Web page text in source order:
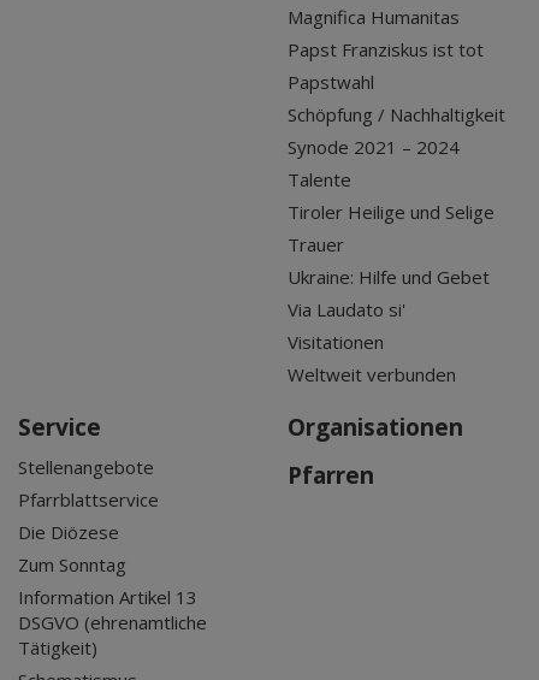
Magnifica Humanitas
Papst Franziskus ist tot
Papstwahl
Schöpfung / Nachhaltigkeit
Synode 2021 – 2024
Talente
Tiroler Heilige und Selige
Trauer
Ukraine: Hilfe und Gebet
Via Laudato si'
Visitationen
Weltweit verbunden
Service
Stellenangebote
Pfarrblattservice
Die Diözese
Zum Sonntag
Information Artikel 13
DSGVO (ehrenamtliche
Tätigkeit)
Organisationen
Pfarren